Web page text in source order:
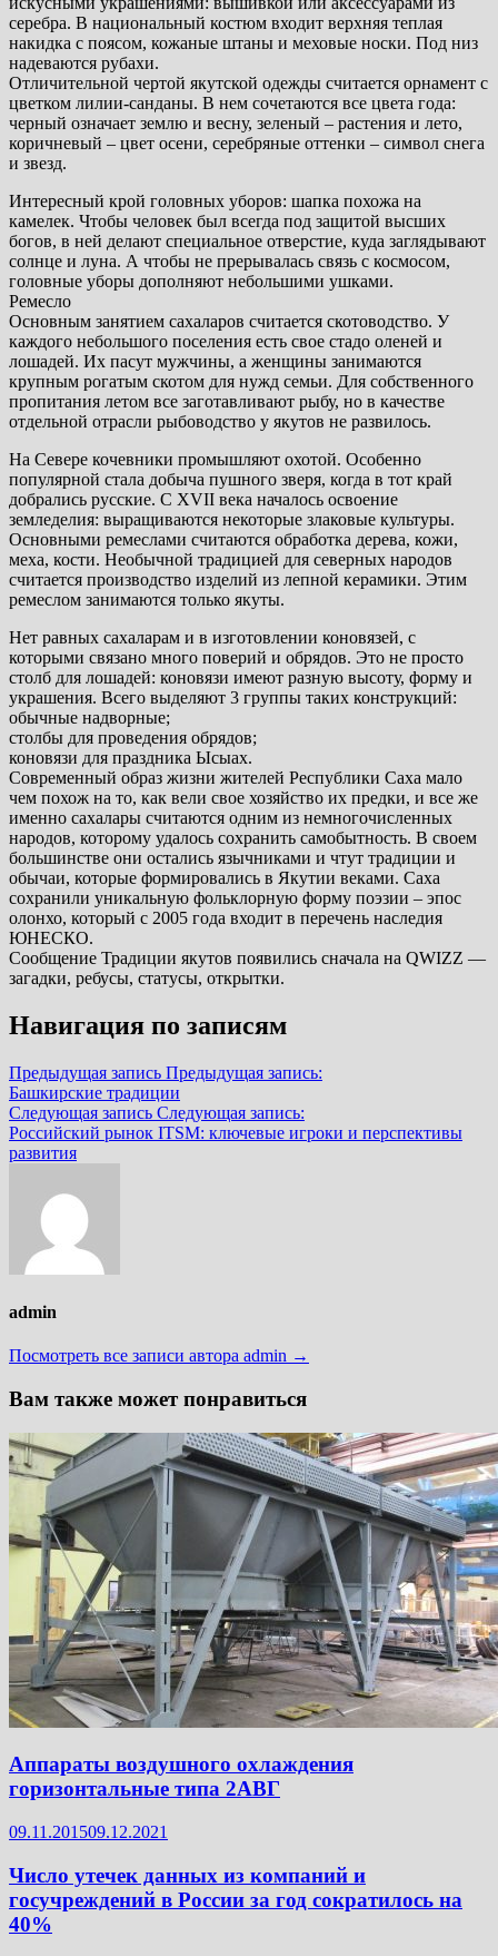
серебра. В национальный костюм входит верхняя теплая
накидка с поясом, кожаные штаны и меховые носки. Под низ
надеваются рубахи.
Отличительной чертой якутской одежды считается орнамент с
цветком лилии-санданы. В нем сочетаются все цвета года:
черный означает землю и весну, зеленый – растения и лето,
коричневый – цвет осени, серебряные оттенки – символ снега
и звезд.
Интересный крой головных уборов: шапка похожа на
камелек. Чтобы человек был всегда под защитой высших
богов, в ней делают специальное отверстие, куда заглядывают
солнце и луна. А чтобы не прерывалась связь с космосом,
головные уборы дополняют небольшими ушками.
Ремесло
Основным занятием сахаларов считается скотоводство. У
каждого небольшого поселения есть свое стадо оленей и
лошадей. Их пасут мужчины, а женщины занимаются
крупным рогатым скотом для нужд семьи. Для собственного
пропитания летом все заготавливают рыбу, но в качестве
отдельной отрасли рыбоводство у якутов не развилось.
На Севере кочевники промышляют охотой. Особенно
популярной стала добыча пушного зверя, когда в тот край
добрались русские. С XVII века началось освоение
земледелия: выращиваются некоторые злаковые культуры.
Основными ремеслами считаются обработка дерева, кожи,
меха, кости. Необычной традицией для северных народов
считается производство изделий из лепной керамики. Этим
ремеслом занимаются только якуты.
Нет равных сахаларам и в изготовлении коновязей, с
которыми связано много поверий и обрядов. Это не просто
столб для лошадей: коновязи имеют разную высоту, форму и
украшения. Всего выделяют 3 группы таких конструкций:
обычные надворные;
столбы для проведения обрядов;
коновязи для праздника Ысыах.
Современный образ жизни жителей Республики Саха мало
чем похож на то, как вели свое хозяйство их предки, и все же
именно сахалары считаются одним из немногочисленных
народов, которому удалось сохранить самобытность. В своем
большинстве они остались язычниками и чтут традиции и
обычаи, которые формировались в Якутии веками. Саха
сохранили уникальную фольклорную форму поэзии – эпос
олонхо, который с 2005 года входит в перечень наследия
ЮНЕСКО.
Сообщение Традиции якутов появились сначала на QWIZZ —
загадки, ребусы, статусы, открытки.
Навигация по записям
Предыдущая запись Предыдущая запись:
Башкирские традиции
Следующая запись Следующая запись:
Российский рынок ITSM: ключевые игроки и перспективы
развития
admin
Посмотреть все записи автора admin →
Вам также может понравиться
Аппараты воздушного охлаждения
горизонтальные типа 2АВГ
09.11.201509.12.2021
Число утечек данных из компаний и
госучреждений в России за год сократилось на
40%